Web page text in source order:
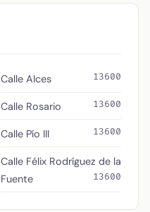
Calle Alces 13600
Calle Rosario 13600
Calle Pío III 13600
Calle Félix Rodríguez de la
Fuente
13600